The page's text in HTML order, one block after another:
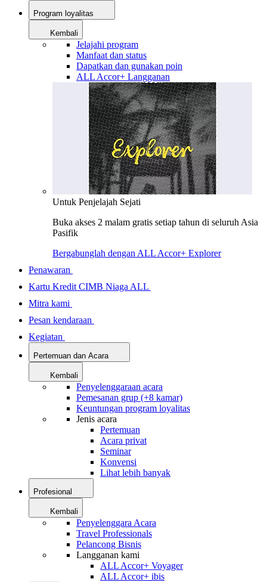
Program loyalitas
Kembali
Jelajahi program
Manfaat dan status
Dapatkan dan gunakan poin
ALL Accor+ Langganan
Untuk Penjelajah Sejati
Buka akses 2 malam gratis setiap tahun di seluruh Asia
Pasifik
Bergabunglah dengan ALL Accor+ Explorer
Penawaran
Kartu Kredit CIMB Niaga ALL
Mitra kami
Pesan kendaraan
Kegiatan
Pertemuan dan Acara
Kembali
Penyelenggaraan acara
Pemesanan grup (+8 kamar)
Keuntungan program loyalitas
Jenis acara
Pertemuan
Acara privat
Seminar
Konvensi
Lihat lebih banyak
Profesional
Kembali
Penyelenggara Acara
Travel Professionals
Pelancong Bisnis
Langganan kami
ALL Accor+ Voyager
ALL Accor+ ibis